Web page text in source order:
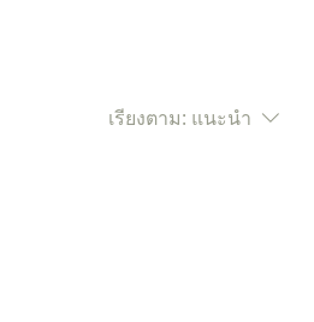
เรียงตาม: แนะนำ